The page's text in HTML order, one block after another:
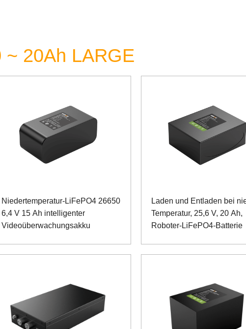
20Ah LARGE
Niedertemperatur-LiFePO4 26650
6,4 V 15 Ah intelligenter
Videoüberwachungsakku
Laden und Entladen bei
Temperatur, 25,6 V, 20 Ah,
Roboter-LiFePO4-Batterie